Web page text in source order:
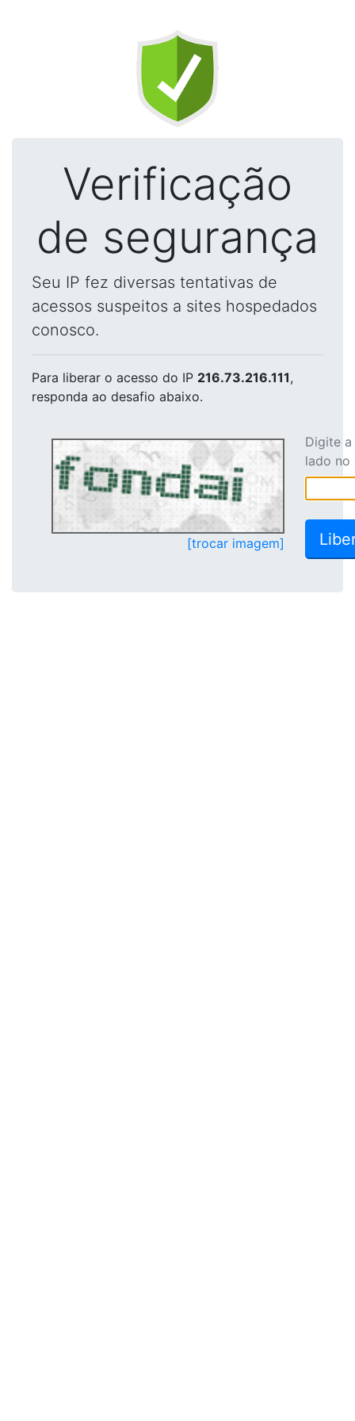
Verificação
de segurança
Seu IP fez diversas tentativas de
acessos suspeitos a sites hospedados
conosco.
Para liberar o acesso do IP 216.73.216.111,
responda ao desafio abaixo.
[trocar imagem]
Digite
lado no